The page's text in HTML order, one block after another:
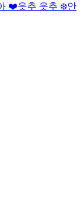
❤️읏추 읏추 ❄️안